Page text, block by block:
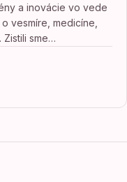
a inovácie vo vede
vesmíre, medicíne,
sme…